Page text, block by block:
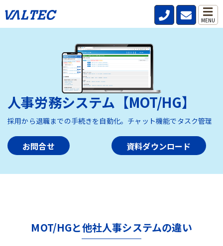
MENU
HOME>製品・サービス> 人事労務システム【MOT/HG】
人事労務システム【MOT/HG】
採用から退職までの手続きを自動化。チャット機能でタスク管理
お問合せ 資料ダウンロード
MOT/HGと他社人事システムの違い